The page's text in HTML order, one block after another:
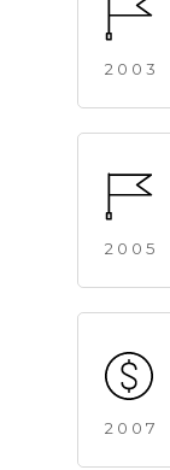
2003
2005
2007